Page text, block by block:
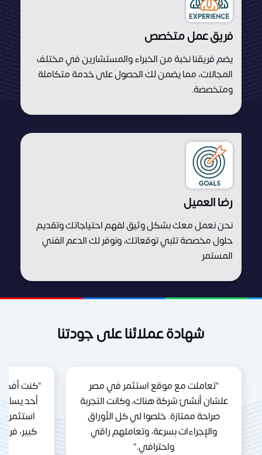
فريق عمل متخصص
يضم فريقنا نخبة من الخبراء والمستشارين في مختلف
المجالات، مما يضمن لك الحصول على خدمة متكاملة
ومتخصصة.
رضا العميل
نحن نعمل معك بشكل وثيق لفهم احتياجاتك وتقديم
حلول مخصصة تلبي توقعاتك، ونوفر لك الدعم الفني
المستمر
شهادة عملائنا على جودتنا
"تعاملت مع موقع استثمر في مصر
علشان أنشئ شركة هناك، وكانت التجربة
صراحة ممتازة. خلصوا لي كل الأوراق
والإجراءات بسرعة، وتعاملهم راقي
واحترافي."
"كنت
أحد
استثمر
كبير،